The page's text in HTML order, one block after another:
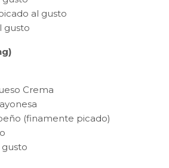
al gusto
gusto
Crema
(finamente picado)
gusto